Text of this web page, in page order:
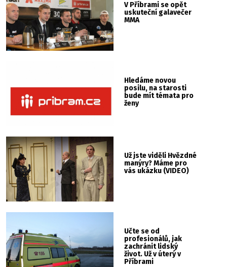
V Příbrami se opět
uskuteční galavečer
MMA
Hledáme novou
posilu, na starosti
bude mít témata pro
ženy
Už jste viděli Hvězdné
manýry? Máme pro
vás ukázku (VIDEO)
Učte se od
profesionálů, jak
zachránit lidský
život. Už v úterý v
Příbrami